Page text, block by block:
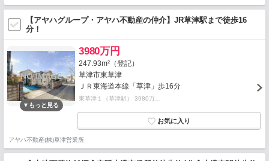
【アヤハグループ・アヤハ不動産の仲介】JR草津駅まで徒歩16
分！
3980万円
247.93m²（登記）
草津市東草津
ＪＲ東海道本線「草津」歩16分
東草津１（草津駅） 3980万…
アヤハ不動産(株)草津営業所